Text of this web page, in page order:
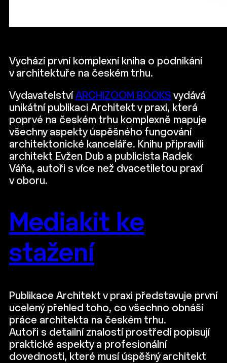
Vychází první komplexní kniha o podnikání
v architektuře na českém trhu.
Vydavatelství ARCHIZOOM BOOKS vydává
unikátní publikaci Architekt v praxi, která
poprvé na českém trhu komplexně mapuje
všechny aspekty úspěšného fungování
architektonické kanceláře. Knihu připravili
architekt Evžen Dub a publicista Radek
Váňa, autoři s více než dvacetiletou praxí
v oboru.
Mediakit ke
stažení
Publikace Architekt v praxi představuje první
ucelený přehled toho, co všechno obnáší
práce architekta na českém trhu.
Autoři s detailní znalostí prostředí popisují
praktické aspekty a profesionální
dovednosti, které musí úspěšný architekt